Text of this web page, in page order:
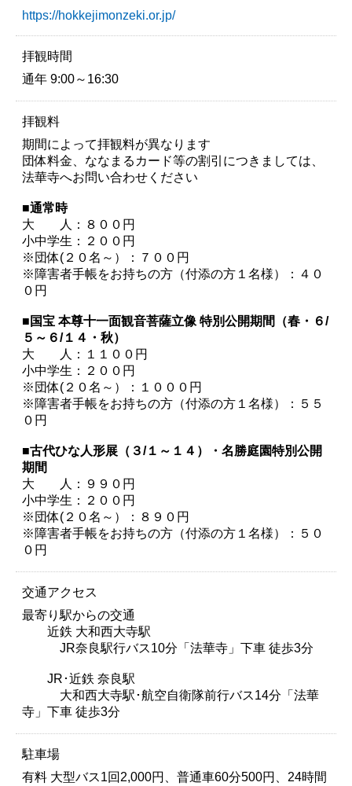
https://hokkejimonzeki.or.jp/
拝観時間
通年 9:00～16:30
拝観料
期間によって拝観料が異なります
団体料金、ななまるカード等の割引につきましては、
法華寺へお問い合わせください
■通常時
大 人：８００円
小中学生：２００円
※団体(２０名～）：７００円
※障害者手帳をお持ちの方（付添の方１名様）：４０
０円
■国宝 本尊十一面観音菩薩立像 特別公開期間（春・６/
５～６/１４・秋）
大 人：１１００円
小中学生：２００円
※団体(２０名～）：１０００円
※障害者手帳をお持ちの方（付添の方１名様）：５５
０円
■古代ひな人形展（３/１～１４）・名勝庭園特別公開
期間
大 人：９９０円
小中学生：２００円
※団体(２０名～）：８９０円
※障害者手帳をお持ちの方（付添の方１名様）：５０
０円
交通アクセス
最寄り駅からの交通
近鉄 大和西大寺駅
JR奈良駅行バス10分「法華寺」下車 徒歩3分
JR･近鉄 奈良駅
大和西大寺駅･航空自衛隊前行バス14分「法華
寺」下車 徒歩3分
駐車場
有料 大型バス1回2,000円、普通車60分500円、24時間